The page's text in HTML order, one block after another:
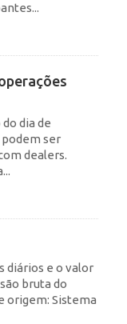
dia de
ser
dealers.
diários e o valor
bruta do
origem: Sistema